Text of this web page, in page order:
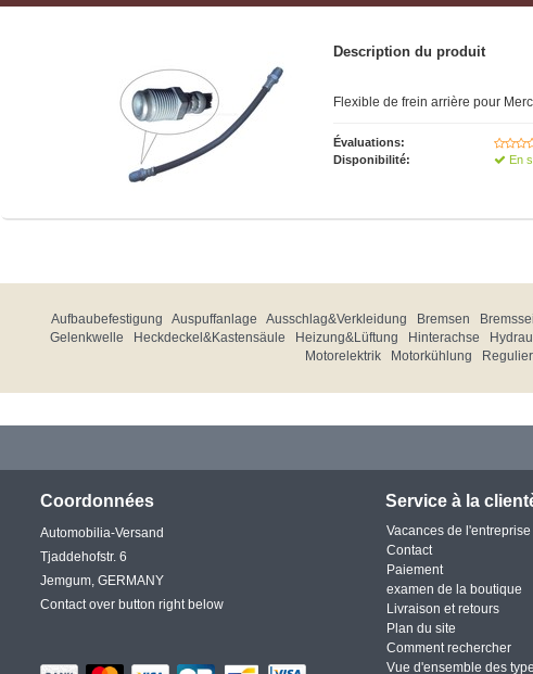
Description du produit
Flexible de frein arrière pour
Évaluations:
Disponibilité: En
Aufbaubefestigung Auspuffanlage Ausschlag&Verkleidung Bremsen
Gelenkwelle
Heckdeckel&Kastensäule Heizung&Lüftung Hinterachse
Motorelektrik
Motorkühlung
Coordonnées
Automobilia-Versand
Tjaddehofstr. 6
Jemgum, GERMANY
Contact over button right below
Service à la
Vacances de l'entreprise
Contact
Paiement
examen de la boutique
Livraison et retours
Plan du site
Comment rechercher
Vue d'ensemble des